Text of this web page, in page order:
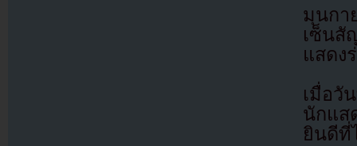
มุนกา
เซ็น
แสดง
เมื่อวั
นักแส
ยินดีที่